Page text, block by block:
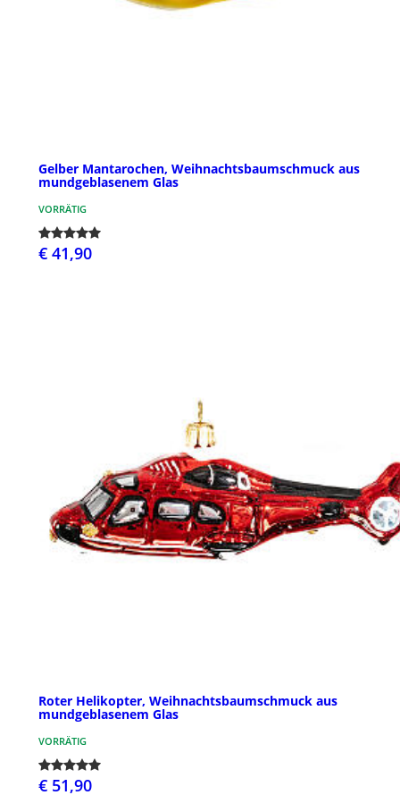
Gelber Mantarochen, Weihnachtsbaumschmuck aus
mundgeblasenem Glas
VORRÄTIG
€ 41,90
Roter Helikopter, Weihnachtsbaumschmuck aus
mundgeblasenem Glas
VORRÄTIG
€ 51,90